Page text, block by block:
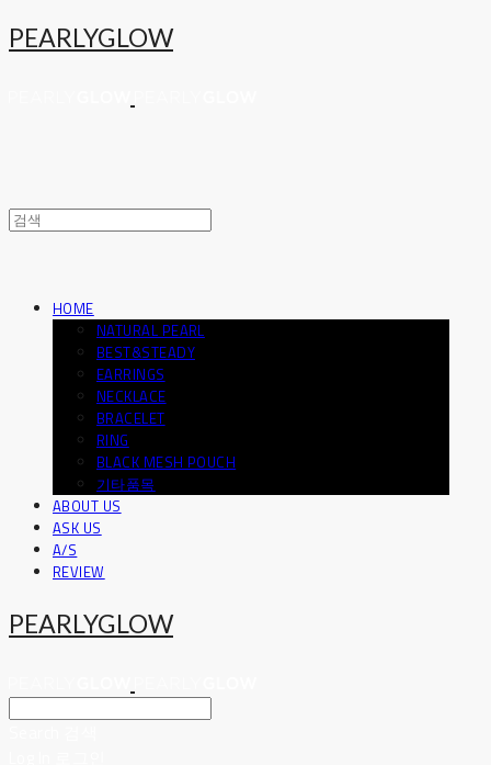
PEARLYGLOW
HOME
NATURAL PEARL
BEST&STEADY
EARRINGS
NECKLACE
BRACELET
RING
BLACK MESH POUCH
기타품목
ABOUT US
ASK US
A/S
REVIEW
PEARLYGLOW